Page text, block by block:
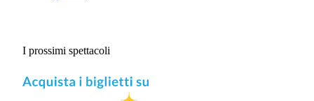
I prossimi spettacoli